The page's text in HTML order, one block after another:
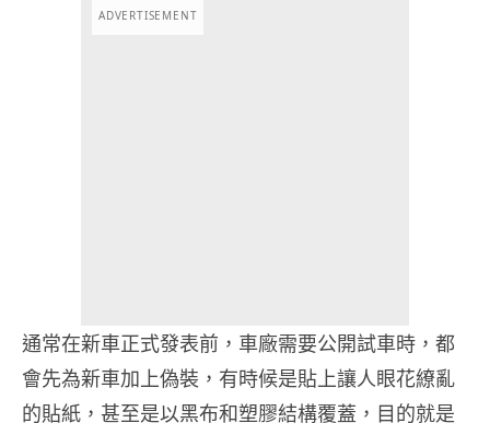
ADVERTISEMENT
通常在新車正式發表前，車廠需要公開試車時，都
會先為新車加上偽裝，有時候是貼上讓人眼花繚亂
的貼紙，甚至是以黑布和塑膠結構覆蓋，目的就是